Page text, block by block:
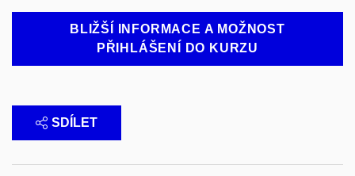
BLIŽŠÍ INFORMACE A MOŽNOST
PŘIHLÁŠENÍ DO KURZU
SDÍLET